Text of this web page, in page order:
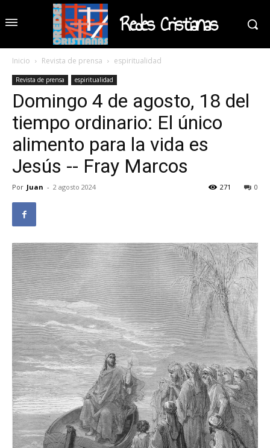
Redes Cristianas
Inicio Revista de prensa espiritualidad
Revista de prensa espiritualidad
Domingo 4 de agosto, 18 del
tiempo ordinario: El único
alimento para la vida es
Jesús -- Fray Marcos
Por Juan - 2 agosto 2024 0
271